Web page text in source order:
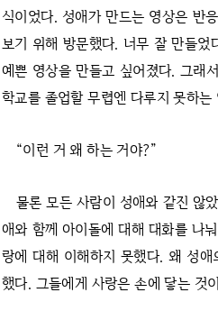
식이었다. 성애가 만드는 영상은 반
보기 위해 방문했다. 너무 잘 만들었
예쁜 영상을 만들고 싶어졌다. 그래
학교를 졸업할 무렵엔 다루지 못하
“이런 거 왜 하는 거야?”
물론 모든 사람이 성애와 같진 않
애와 함께 아이돌에 대해 대화를 나
랑에 대해 이해하지 못했다. 왜 성
했다. 그들에게 사랑은 손에 닿는 것